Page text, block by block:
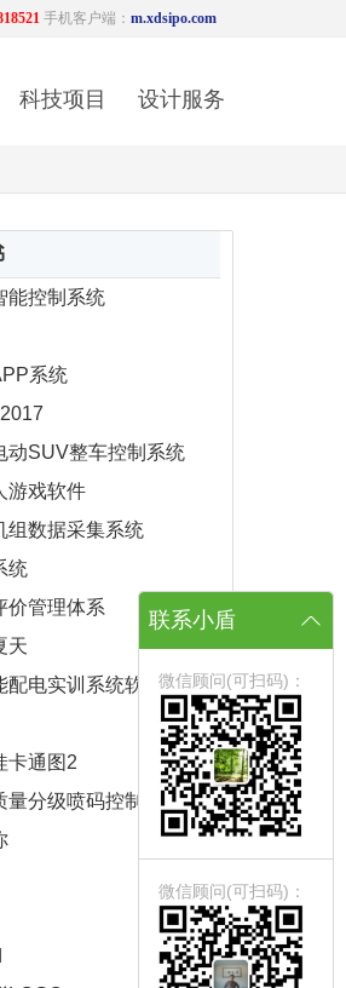
手机客户端： m.xdsipo.com
设计服务
科技项目
联系小盾
微信顾问(可扫码)：
微信顾问(可扫码)：
能控制系统
系统
动SUV整车控制系统
游戏软件
组数据采集系统
统
价管理体系
天
配电实训系统软件
卡通图2
量分级喷码控制系统